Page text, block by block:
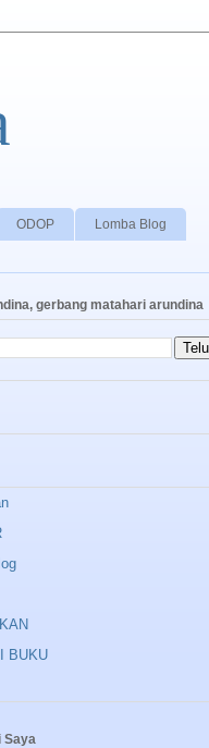
ODOP Lomba Blog
gerbang matahari arundina
BUKU
Saya